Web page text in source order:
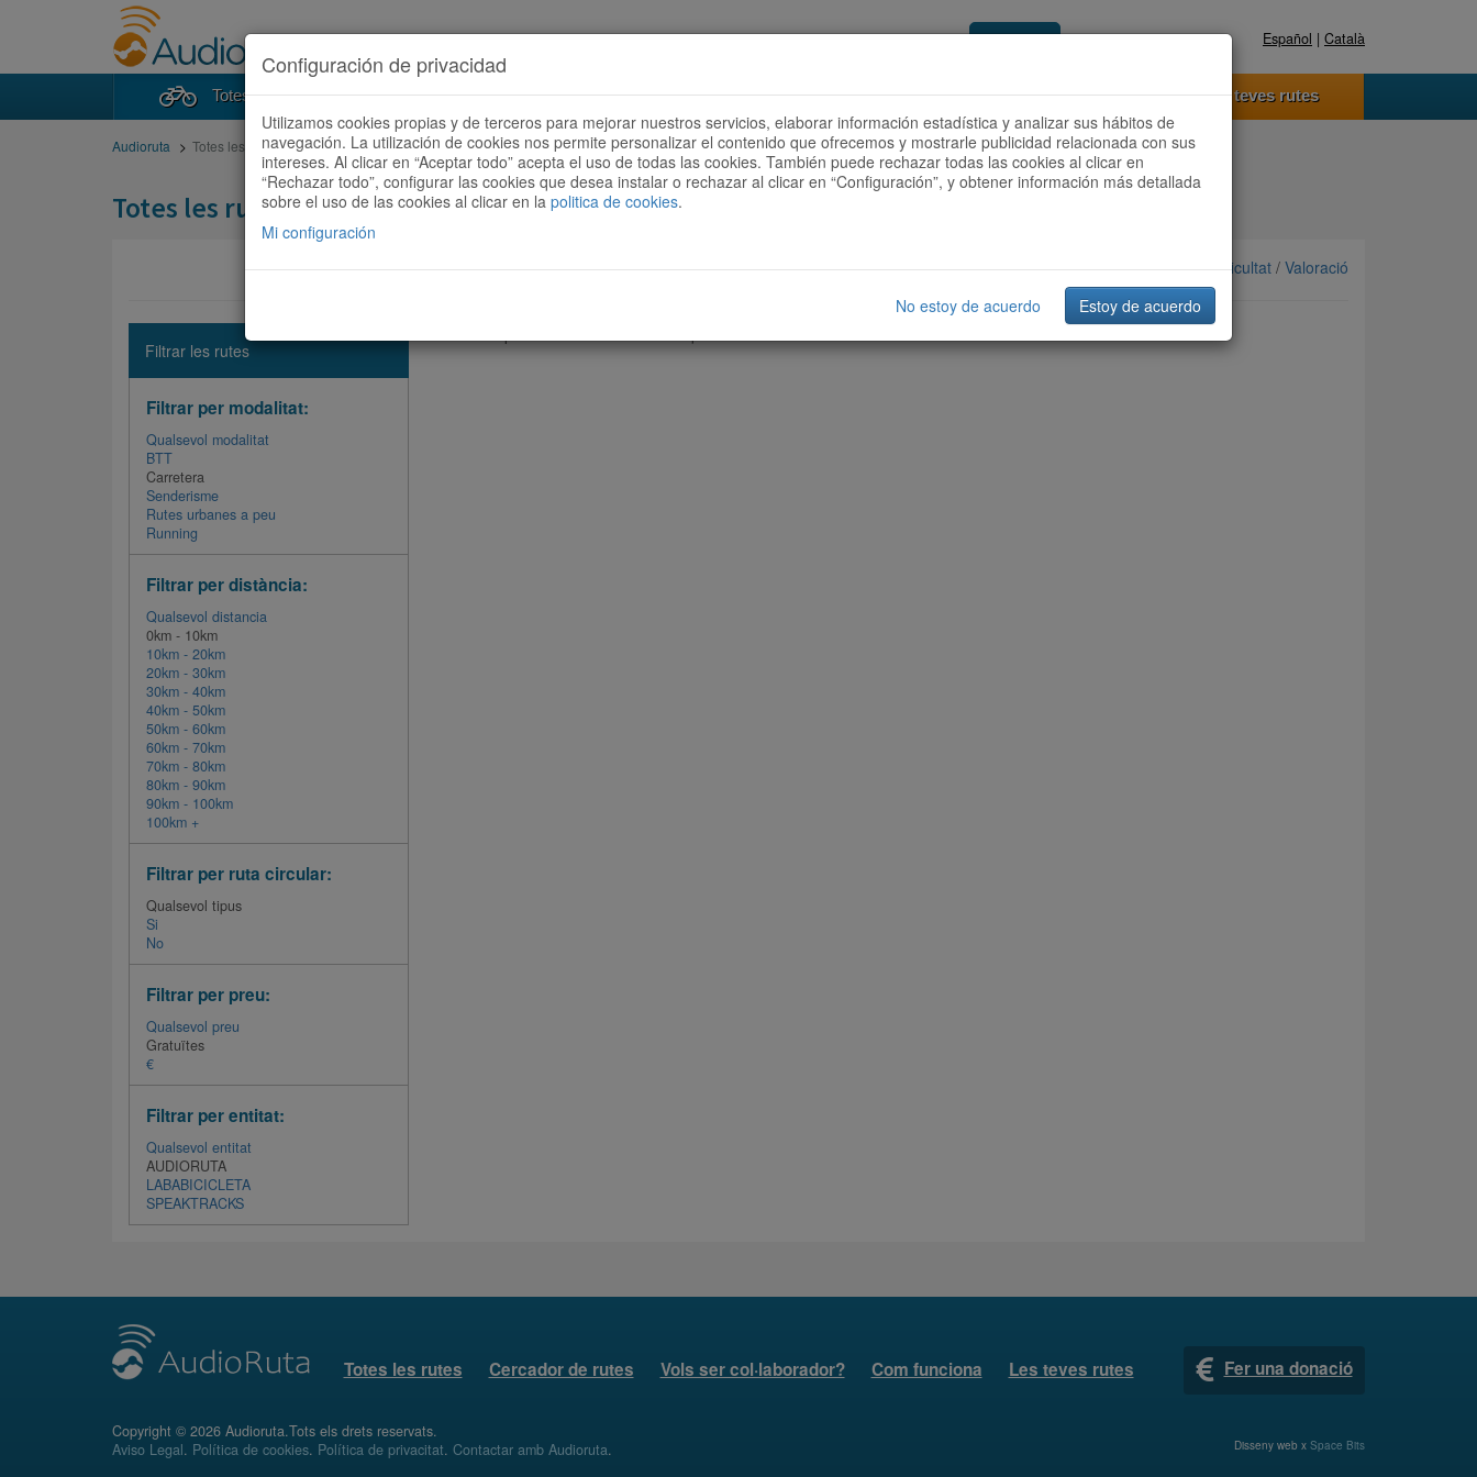
Accedeix Registra't ara Español | Català
Totes les rutes Cercador de rutes Vols ser col·laborador? Com funciona Les teves rutes
Audioruta Totes les rutes
Totes les rutes
Ordenar per: Més recents /Dificultat / Valoració
Filtrar les rutes
Filtrar per modalitat:
Qualsevol modalitat
BTT
Carretera
Senderisme
Rutes urbanes a peu
Running
Filtrar per distància:
Qualsevol distancia
0km - 10km
10km - 20km
20km - 30km
30km - 40km
40km - 50km
50km - 60km
60km - 70km
70km - 80km
80km - 90km
90km - 100km
100km +
Filtrar per ruta circular:
Qualsevol tipus
Si
No
Filtrar per preu:
Qualsevol preu
Gratuïtes
€
Filtrar per entitat:
Qualsevol entitat
AUDIORUTA
LABABICICLETA
SPEAKTRACKS
Totes les rutes Cercador de rutes Vols ser col·laborador? Com funciona Les teves rutes Fer una donació
Copyright © 2026 Audioruta.Tots els drets reservats.
Aviso Legal. Política de cookies. Política de privacitat. Contactar amb Audioruta. Disseny web x Space Bits
Configuración de privacidad
Utilizamos cookies propias y de terceros para mejorar nuestros servicios, elaborar información estadística y analizar sus hábitos de
navegación. La utilización de cookies nos permite personalizar el contenido que ofrecemos y mostrarle publicidad relacionada con sus
intereses. Al clicar en “Aceptar todo” acepta el uso de todas las cookies. También puede rechazar todas las cookies al clicar en
“Rechazar todo”, configurar las cookies que desea instalar o rechazar al clicar en “Configuración”, y obtener información más detallada
sobre el uso de las cookies al clicar en la politica de cookies.
Mi configuración
No estoy de acuerdo Estoy de acuerdo